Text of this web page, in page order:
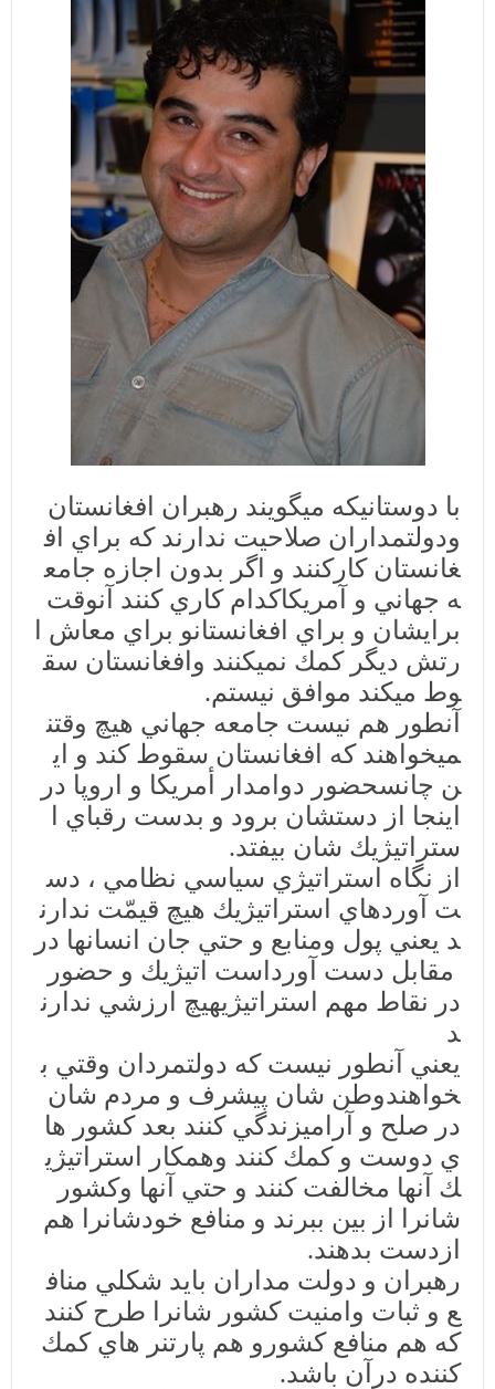
با دوستانيكه ميگويند رهبران افغانستان
ودولتمداران صلاحيت ندارند كه براي اف
غانستان كاركنند و اگر بدون اجازه جامع
ه جهاني و آمريكاكدام كاري كنند
آنوقت
برايشان و براي افغانستانو براي معاش
رتش ديگر كمك نميكنند و افغانستان سق
وط ميكند موافق نيستم.
آنطور هم نيست جامعه جهاني هيچ وقتن
ميخواهند كه افغانستان سقوط كند و
اي
ن چانسحضور دوامدار أمريكا و اروپا در
اينجا
از دستشان برود و بدست رقباي
ستراتيژيك شان بيفتد.
از نگاه استراتيژي سياسي نظامي ، دس
ت
آوردهاي استراتيژيك هيچ قيمّت ندارن
د يعني پول ومنابع و حتي جان انسانها در
مقابل دست آورد است اتيژيك و حضور
در نقاط مهم استراتيژيهيچ ارزشي ندارن
د
يعني
آنطور نيست كه دولتمردان وقتي ب
خواهندوطن شان پيشرف و مردم شان
در صلح و آراميزندگي كنند بعد كشور ها
ي دوست و كمك كنند وهمكار
استراتيژي
ك
آنها مخالفت كنند و حتي آنها وكشور
شانرا
از بين ببرند و منافع خودشانرا
هم
از دست بدهند.
رهبران و دولت مداران بايد شكلي مناف
ع و ثبات و امنيت كشور شانرا طرح كنند
كه هم منافع كشور و هم پارتنر هاي كمك
كننده درآن باشد.